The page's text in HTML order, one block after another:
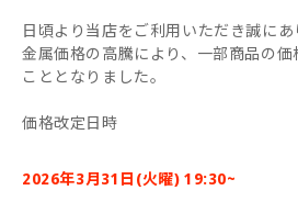
日頃より当店をご利用いただき誠にあ
金属価格の高騰により、一部商品の価
こととなりました。
価格改定日時
2026年3月31日(火曜) 19:30~